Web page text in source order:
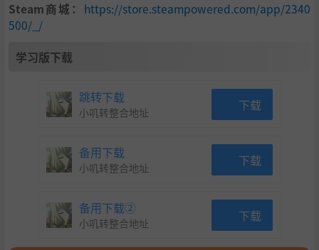
Steam商城： https://store.steampowered.com/app/2340
500/_/
学习版下载
跳转下载
小叽转整合地址 下载
备用下载
小叽转整合地址 下载
备用下载②
小叽转整合地址 下载